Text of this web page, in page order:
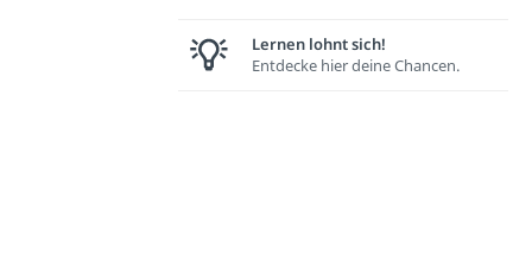
Lernen lohnt sich!
Entdecke hier deine Chancen.